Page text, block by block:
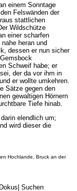
einem Sonntage
Felswänden der
stattlichen
Wildschütze
einer scharfen
heran und
dessen er nun sicher
Schweif habe; er
der da vor ihm in
er wollte umkehren.
Sätze gegen den
gewaltigen Hörnern
Tiefe hinab.
elendlich um;
wird dieser die
Hochlande, Bruck an der
Dokus| Suchen